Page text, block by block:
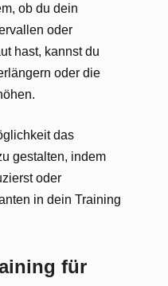
ob du dein
oder
hast, kannst du
oder die
das
gestalten, indem
oder
in dein Training
für